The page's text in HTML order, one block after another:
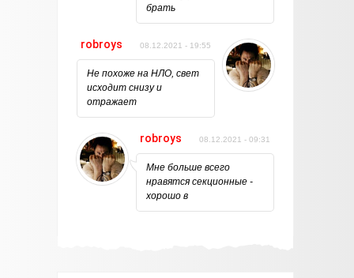
брать
robroys 08.12.2021 - 19:55
Не похоже на НЛО, свет
исходит снизу и
отражает
robroys 08.12.2021 - 09:31
Мне больше всего
нравятся секционные -
хорошо в